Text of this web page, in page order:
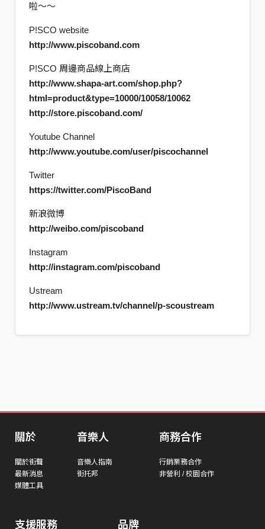
啦～～
P!SCO website
http://www.piscoband.com
P!SCO 周邊商品線上商店
http://www.shapa-art.com/shop.php?
html=product&type=10000/10058/10062
http://store.piscoband.com/
Youtube Channel
http://www.youtube.com/user/piscochannel
Twitter
https://twitter.com/PiscoBand
新浪微博
http://weibo.com/piscoband
Instagram
http://instagram.com/piscoband
Ustream
http://www.ustream.tv/channel/p-scoustream
關於
關於街聲
最新消息
媒體工具
音樂人
音樂人指南
街托邦
商務合作
行銷業務合作
非營利 / 校園合作
支援服務 品牌